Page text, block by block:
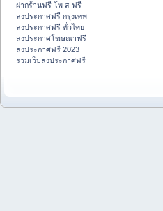
ฝากร้านฟรี โพ ส ฟรี
ลงประกาศฟรี กรุงเทพ
ลงประกาศฟรี ทั่วไทย
ลงประกาศโฆษณาฟรี
ลงประกาศฟรี 2023
รวมเว็บลงประกาศฟรี